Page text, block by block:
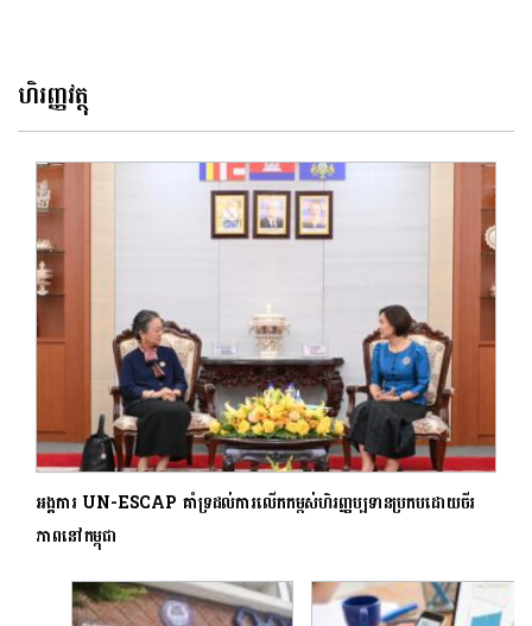
ហិរញ្ញវត្ថុ
អង្គការ UN-ESCAP គាំទ្រដល់ការលើកកម្ពស់ហិរញ្ញប្បទានប្រកបដោយចីរ
ភាពនៅកម្ពុជា